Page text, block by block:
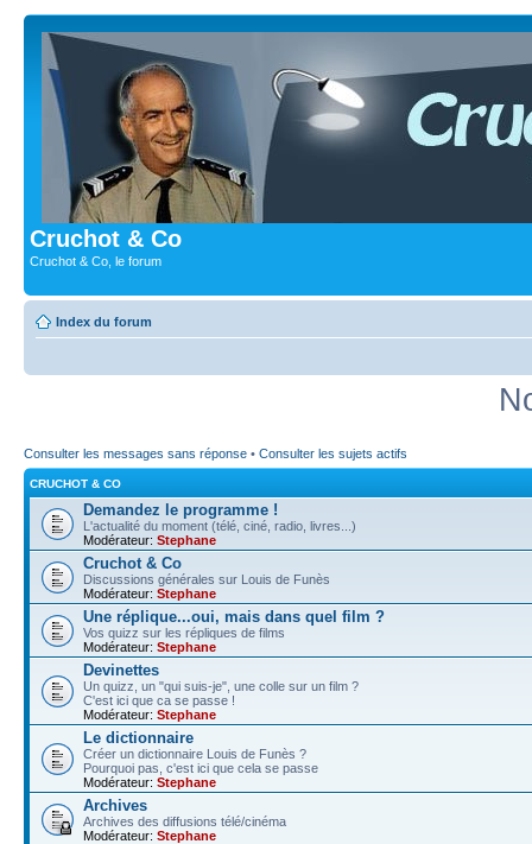
Cruchot & Co
Cruchot & Co, le forum
Index du forum
Consulter les messages sans réponse • Consulter les sujets actifs
CRUCHOT & CO
Demandez le programme !
L'actualité du moment (télé, ciné, radio, livres...)
Modérateur: Stephane
Cruchot & Co
Discussions générales sur Louis de Funès
Modérateur: Stephane
Une réplique...oui, mais dans quel film ?
Vos quizz sur les répliques de films
Modérateur: Stephane
Devinettes
Un quizz, un "qui suis-je", une colle sur un film ?
C'est ici que ca se passe !
Modérateur: Stephane
Le dictionnaire
Créer un dictionnaire Louis de Funès ?
Pourquoi pas, c'est ici que cela se passe
Modérateur: Stephane
Archives
Archives des diffusions télé/cinéma
Modérateur: Stephane